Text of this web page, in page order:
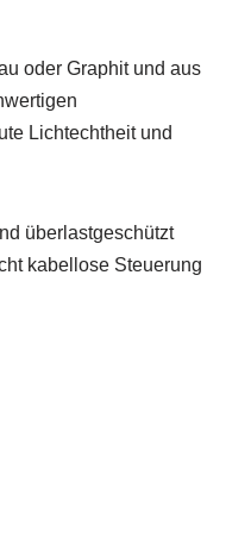
oder Graphit und aus
Lichtechtheit und
überlastgeschützt
kabellose Steuerung